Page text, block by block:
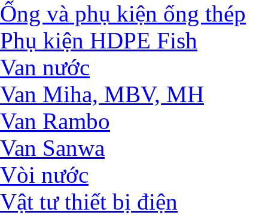
Ống và phụ kiện ống thép
Phụ kiện HDPE Fish
Van nước
Van Miha, MBV, MH
Van Rambo
Van Sanwa
Vòi nước
Vật tư thiết bị điện